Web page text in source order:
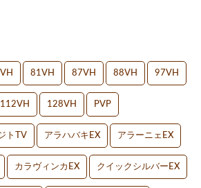
81VH 87VH 88VH 97VH
112VH 128VH PVP
トTV アラハバキEX アラーニェEX
カラヴィンカEX クイックシルバーEX